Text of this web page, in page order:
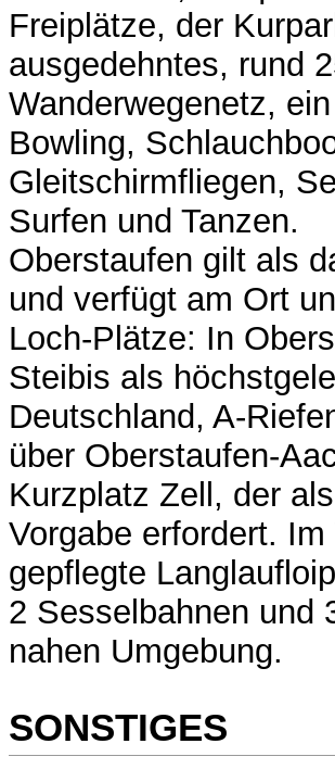
Freiplätze, der
ausgedehntes, rund
Wanderwegenetz,
Bowling,
Gleitschirmfliegen,
Surfen und Tanzen.
Oberstaufen gilt als
und verfügt am Ort
Loch-Plätze: In
Steibis als
Deutschland, A-
über Oberstaufen-
Kurzplatz Zell, der
Vorgabe erfordert.
gepflegte
2 Sesselbahnen und
nahen Umgebung.
SONSTIGES